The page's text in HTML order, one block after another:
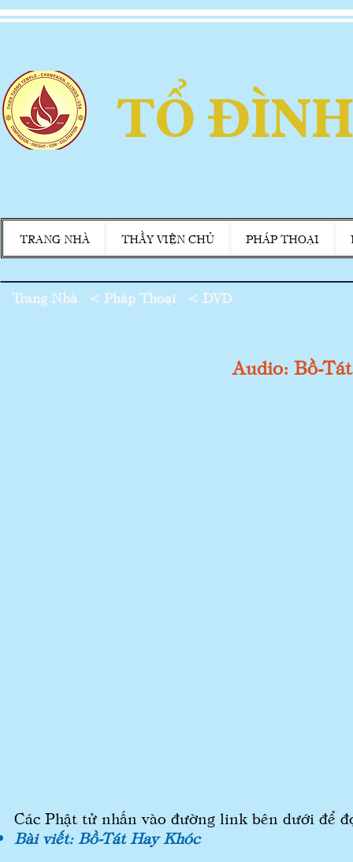
TỔ
TRANG NHÀ THẦY VIỆN CHỦ PHÁP THOẠI
Trang Nhà< Pháp Thoại < DVD
Audio: Bồ-
Các Phật tử nhấn vào đường link bên dưới để
Bài viết: Bồ-Tát Hay Khóc